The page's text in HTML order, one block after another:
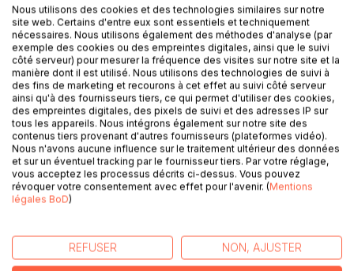
Laisser un avis
DESCRIPTION
The Red House, stately mansion home of Mark Ablett, is
filled with very proper guests when Mark's most improper
brother returns from Australia. When the maid hears an
of a bullet between the eyes! Strangely, the study has been
locked from the inside, and Mark Ablett is missing. Only an
Nous utilisons des cookies et des technologies similaires sur notre
site web. Certains d'entre eux sont essentiels et techniquement
nécessaires. Nous utilisons également des méthodes d'analyse (par
exemple des cookies ou des empreintes digitales, ainsi que le suivi
côté serveur) pour mesurer la fréquence des visites sur notre site et la
manière dont il est utilisé. Nous utilisons des technologies de suivi à
des fins de marketing et recourons à cet effet au suivi côté serveur
ainsi qu'à des fournisseurs tiers, ce qui permet d'utiliser des cookies,
des empreintes digitales, des pixels de suivi et des adresses IP sur
tous les appareils. Nous intégrons également sur notre site des
contenus tiers provenant d'autres fournisseurs (plateformes vidéo).
Nous n'avons aucune influence sur le traitement ultérieur des données
et sur un éventuel tracking par le fournisseur tiers. Par votre réglage,
vous acceptez les processus décrits ci-dessus. Vous pouvez
révoquer votre consentement avec effet pour l'avenir. (Mentions
légales BoD)
REFUSER NON, AJUSTER